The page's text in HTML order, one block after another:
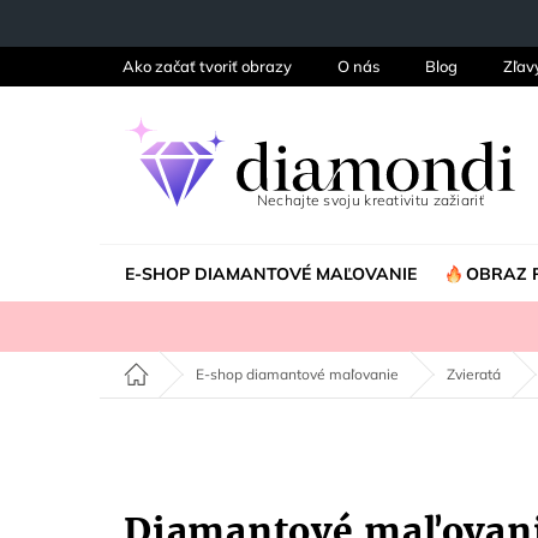
Ako začať tvoriť obrazy O nás Blog
E-SHOP DIAMANTOVÉ MAĽOVANIE OBRAZ
Domov E-shop diamantové maľovanie Zvieratá